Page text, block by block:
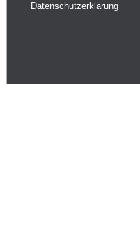
Datenschutzerklärung